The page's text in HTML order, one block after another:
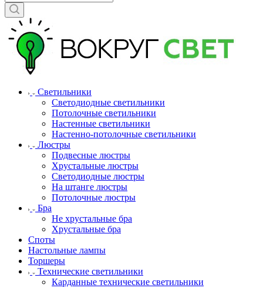
Светильники
Светодиодные светильники
Потолочные светильники
Настенные светильники
Настенно-потолочные светильники
Люстры
Подвесные люстры
Хрустальные люстры
Светодиодные люстры
На штанге люстры
Потолочные люстры
Бра
Не хрустальные бра
Хрустальные бра
Споты
Настольные лампы
Торшеры
Технические светильники
Карданные технические светильники